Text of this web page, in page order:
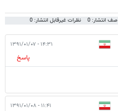
انتشار: 0 نظرات غیرقابل انتشار: 0
۱۴:۳۱ - ۱۳۹۱/۰۱/۰۷
پاسخ
۱۱:۴۱ - ۱۳۹۱/۰۱/۰۸